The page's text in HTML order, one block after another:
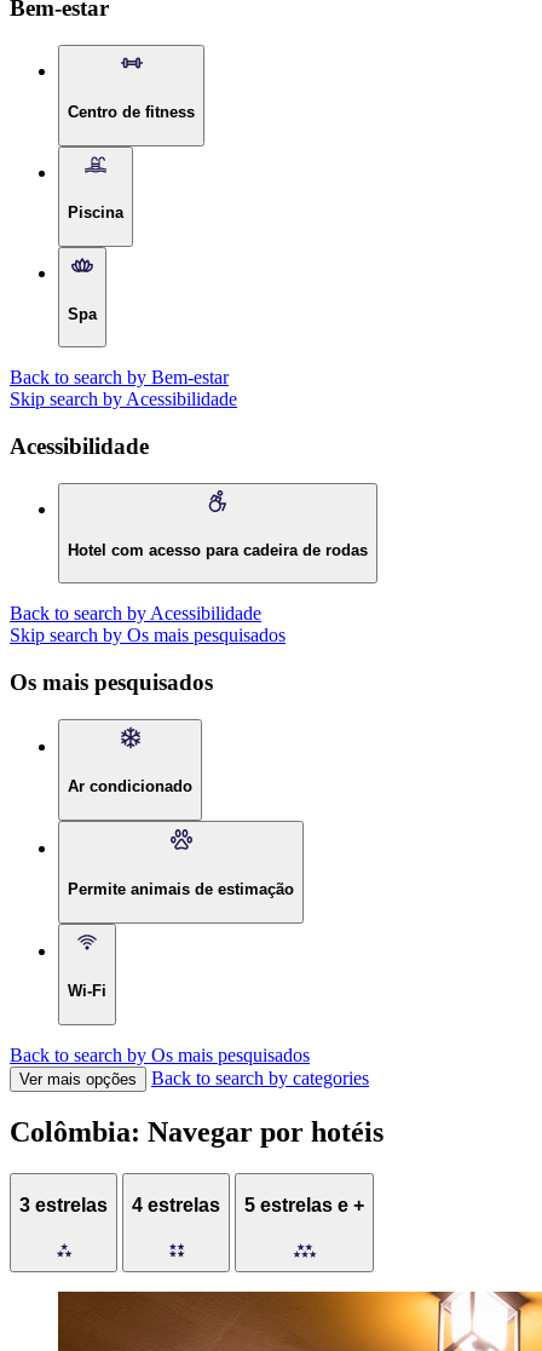
Bem-estar
Centro de fitness
Piscina
Spa
Back to search by Bem-estar
Skip search by Acessibilidade
Acessibilidade
Hotel com acesso para cadeira de rodas
Back to search by Acessibilidade
Skip search by Os mais pesquisados
Os mais pesquisados
Ar condicionado
Permite animais de estimação
Wi-Fi
Back to search by Os mais pesquisados
Ver mais opções Back to search by categories
Colômbia: Navegar por hotéis
3 estrelas 4 estrelas 5 estrelas e +